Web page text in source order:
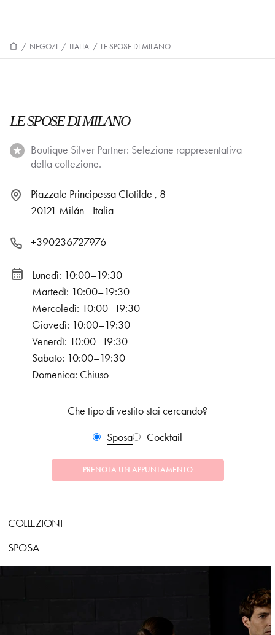
/ NEGOZI / ITALIA / LE SPOSE DI MILANO
LE SPOSE DI MILANO
Boutique Silver Partner: Selezione rappresentativa
della collezione.
Piazzale Principessa Clotilde , 8
20121 Milán - Italia
+390236727976
Lunedì: 10:00–19:30
Martedì: 10:00–19:30
Mercoledì: 10:00–19:30
Giovedì: 10:00–19:30
Venerdì: 10:00–19:30
Sabato: 10:00–19:30
Domenica: Chiuso
Che tipo di vestito stai cercando?
Sposa
Cocktail
PRENOTA UN APPUNTAMENTO
COLLEZIONI
SPOSA